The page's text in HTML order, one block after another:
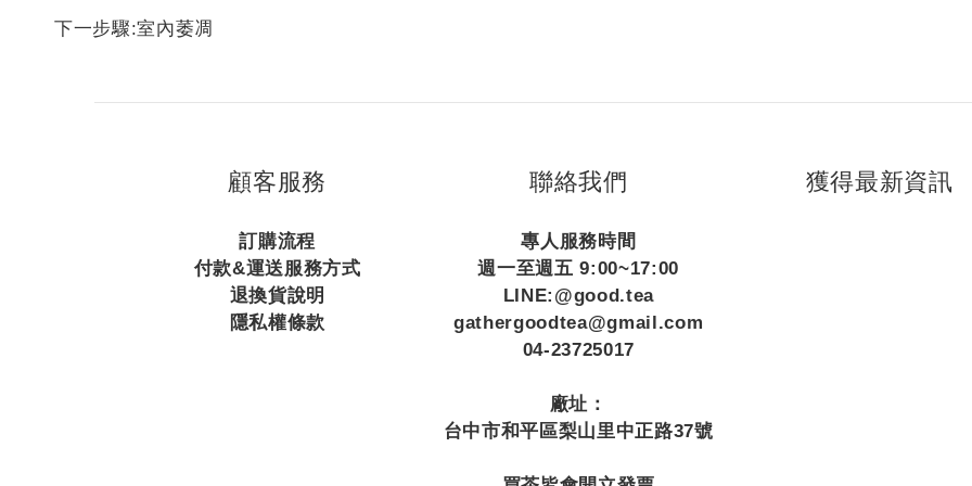
下一步驟:室內萎凋
顧客服務
訂購流程
付款&運送服務方式
退換貨說明
隱私權條款
聯絡我們
專人服務時間
週一至週五 9:00~17:00
LINE:@good.tea
gathergoodtea@gmail.com
04-23725017
廠址：
台中市和平區梨山里中正路37號
獲得最新資訊